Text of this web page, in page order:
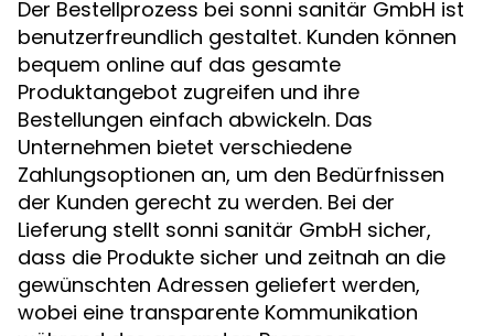
Der Bestellprozess bei sonni sanitär GmbH ist
benutzerfreundlich gestaltet. Kunden können
bequem online auf das gesamte
Produktangebot zugreifen und ihre
Bestellungen einfach abwickeln. Das
Unternehmen bietet verschiedene
Zahlungsoptionen an, um den Bedürfnissen
der Kunden gerecht zu werden. Bei der
Lieferung stellt sonni sanitär GmbH sicher,
dass die Produkte sicher und zeitnah an die
gewünschten Adressen geliefert werden,
wobei eine transparente Kommunikation